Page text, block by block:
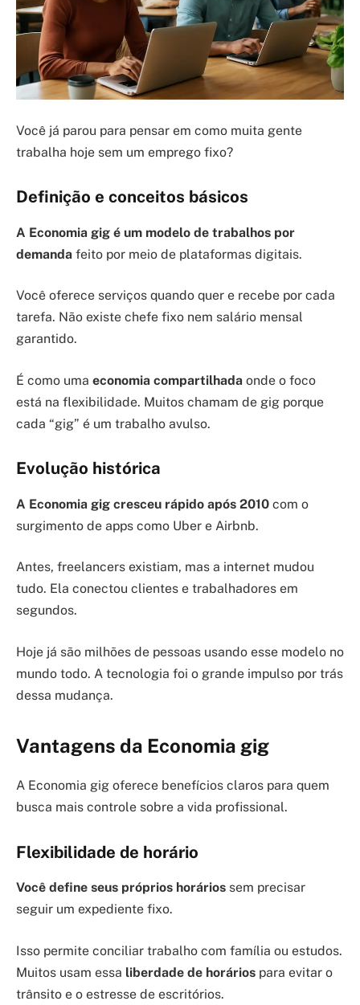
Você já parou para pensar em como muita gente
trabalha hoje sem um emprego fixo?
Definição e conceitos básicos
A Economia gig é um modelo de trabalhos por
demanda feito por meio de plataformas digitais.
Você oferece serviços quando quer e recebe por cada
tarefa. Não existe chefe fixo nem salário mensal
garantido.
É como uma economia compartilhada onde o foco
está na flexibilidade. Muitos chamam de gig porque
cada “gig” é um trabalho avulso.
Evolução histórica
A Economia gig cresceu rápido após 2010 com o
surgimento de apps como Uber e Airbnb.
Antes, freelancers existiam, mas a internet mudou
tudo. Ela conectou clientes e trabalhadores em
segundos.
Hoje já são milhões de pessoas usando esse modelo no
mundo todo. A tecnologia foi o grande impulso por trás
dessa mudança.
Vantagens da Economia gig
A Economia gig oferece benefícios claros para quem
busca mais controle sobre a vida profissional.
Flexibilidade de horário
Você define seus próprios horários sem precisar
seguir um expediente fixo.
Isso permite conciliar trabalho com família ou estudos.
Muitos usam essa liberdade de horários para evitar o
trânsito e o estresse de escritórios.